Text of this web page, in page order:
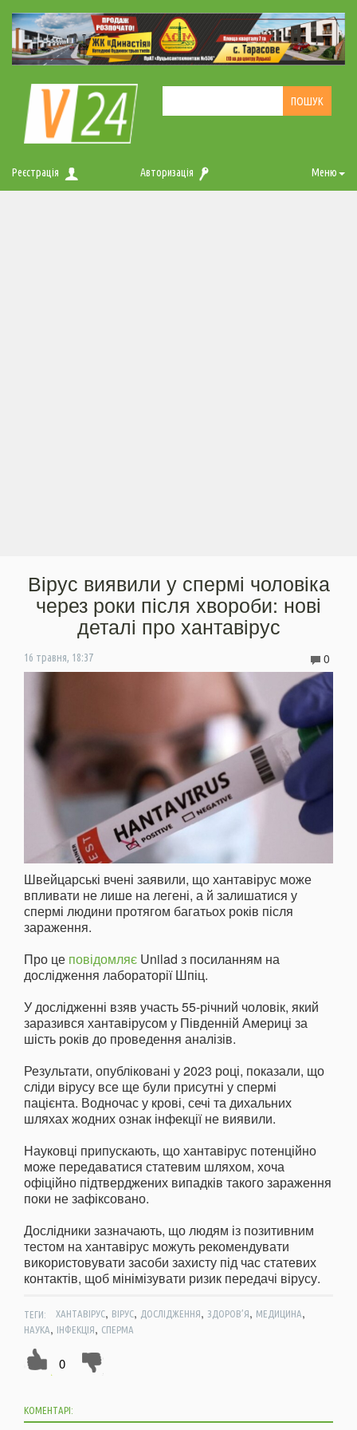
Реєстрація Авторизація Меню
Вірус виявили у спермі чоловіка
через роки після хвороби: нові
деталі про хантавірус
16 травня, 18:37 0
Швейцарські вчені заявили, що хантавірус може
впливати не лише на легені, а й залишатися у
спермі людини протягом багатьох років після
зараження.
Про це повідомляє Unilad з посиланням на
дослідження лабораторії Шпіц.
У дослідженні взяв участь 55-річний чоловік, який
заразився хантавірусом у Південній Америці за
шість років до проведення аналізів.
Результати, опубліковані у 2023 році, показали, що
сліди вірусу все ще були присутні у спермі
пацієнта. Водночас у крові, сечі та дихальних
шляхах жодних ознак інфекції не виявили.
Науковці припускають, що хантавірус потенційно
може передаватися статевим шляхом, хоча
офіційно підтверджених випадків такого зараження
поки не зафіксовано.
Дослідники зазначають, що людям із позитивним
тестом на хантавірус можуть рекомендувати
використовувати засоби захисту під час статевих
контактів, щоб мінімізувати ризик передачі вірусу.
ТЕГИ: ХАНТАВІРУС, ВІРУС, ДОСЛІДЖЕННЯ, ЗДОРОВ’Я, МЕДИЦИНА,
НАУКА, ІНФЕКЦІЯ, СПЕРМА
0
КОМЕНТАРІ: